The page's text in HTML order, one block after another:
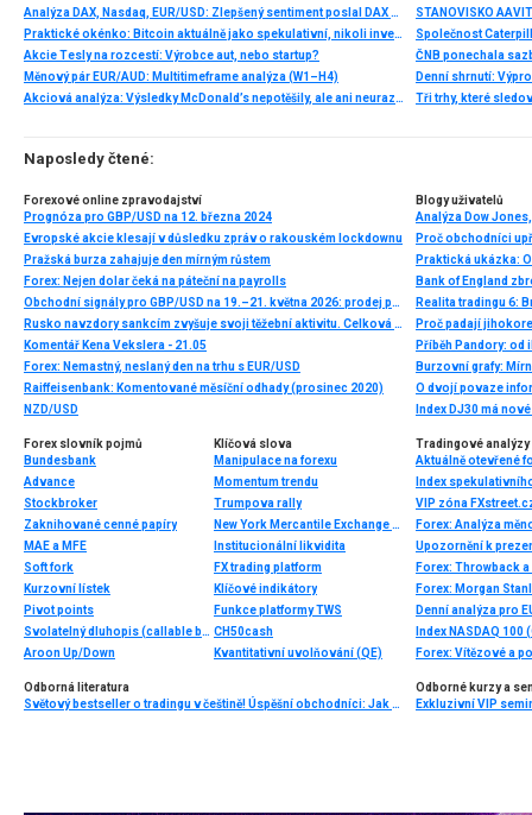
Analýza DAX, Nasdaq, EUR/USD: Zlepšený sentiment poslal DAX na nová maxima
Praktické okénko: Bitcoin aktuálně jako spekulativní, nikoli investiční aktivum
Akcie Tesly na rozcestí: Výrobce aut, nebo startup?
Měnový pár EUR/AUD: Multitimeframe analýza (W1–H4)
Akciová analýza: Výsledky McDonald’s nepotěšily, ale ani neurazily. Jakou vizi společnost prezentovala?
Denní shrnutí:
Tři trhy, které
Naposledy čtené:
Forexové online zpravodajství
Prognóza pro GBP/USD na 12. března 2024
Evropské akcie klesají v důsledku zpráv o rakouském lockdownu
Pražská burza zahajuje den mírným růstem
Forex: Nejen dolar čeká na páteční na payrolls
Obchodní signály pro GBP/USD na 19.–21. května 2026: prodej pod 1,3380 (21 SMA – 6/8 Murray)
Rusko navzdory sankcím zvyšuje svoji těžební aktivitu. Celková hloubka jeho ropných vrtů byla loni nejvyšší za uplynulé minimálně více než jedno desetiletí
Komentář Kena Vekslera - 21.05
Forex: Nemastný, neslaný den na trhu s EUR/USD
Raiffeisenbank: Komentované měsíční odhady (prosinec 2020)
NZD/USD
Blogy uživatelů
Praktická ukázka:
Bank of England
Realita tradingu 6:
Proč padají
Příběh Pandory:
Burzovní grafy:
O dvojí povaze
Index DJ30 má
Forex slovník pojmů
Bundesbank
Advance
Stockbroker
Zaknihované cenné papíry
MAE a MFE
Soft fork
Kurzovní lístek
Pivot points
Svolatelný dluhopis (callable bond)
Aroon Up/Down
Klíčová slova
Manipulace na forexu
Momentum trendu
Trumpova rally
New York Mercantile Exchange (NYMEX)
Institucionální likvidita
FX trading platform
Klíčové indikátory
Funkce platformy TWS
CH50cash
Kvantitativní uvolňování (QE)
Tradingové analýzy
Aktuálně otevřené
Index
Forex: Analýza
Upozornění k
Forex: Throwback
Forex: Morgan
Denní analýza pro
Index NASDAQ
Forex: Vítězové a
Odborná literatura
Světový bestseller o tradingu v češtině! Úspěšní obchodníci: Jak běžní lidé porážejí Wall Street v jeho vlastní hře
Odborné kurzy a
Exkluzivní VIP